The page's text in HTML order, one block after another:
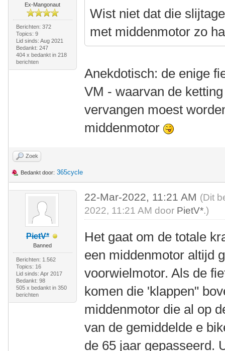
Ex-Mangonaut
Berichten: 372
Topics: 9
Lid sinds: Aug 2021
Bedankt: 247
404 x bedankt in 218
berichten
Wist niet dat die
met middenmotor zo
Anekdotisch: de enige
VM - waarvan de
vervangen moest
middenmotor
Zoek
Bedankt door: 365cycle
PietV*
Banned
Berichten: 1.562
Topics: 16
Lid sinds: Apr 2017
Bedankt: 98
505 x bedankt in 350
berichten
22-Mar-2022, 11:21 AM (Dit
2022, 11:21 AM door PietV*.)
Het gaat om de totale
een middenmotor altijd
voorwielmotor. Als de
komen die 'klappen"
middenmotor die al op
van de gemiddelde e
de 65 jaar gepasseerd.